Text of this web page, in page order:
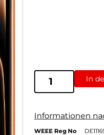
In
Informationen
WEEE Reg No